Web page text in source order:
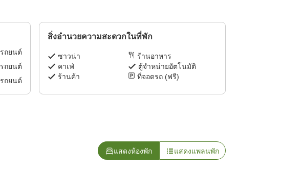
รถยนต์
รถยนต์
รถยนต์
สิ่งอำนวยความสะดวกในที่พัก
ซาวน่า
ร้านอาหาร
คาเฟ่
ตู้จำหน่ายอัตโนมัติ
ร้านค้า
ที่จอดรถ (ฟรี)
แสดงห้องพัก แสดงแพลนพัก